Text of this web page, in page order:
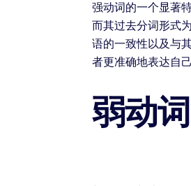
强动词的一个显著
而其过去分词形式
语的一致性以及与
者更准确地表达自
弱动